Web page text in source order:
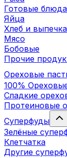
Готовые блюда
Яйца
Хлеб и выпечка
Мясо
Бобовые
Прочие
Ореховые
100%
Сладкие
Протеиновые
Суперфуды
Зелёные
Клетчатка
Другие